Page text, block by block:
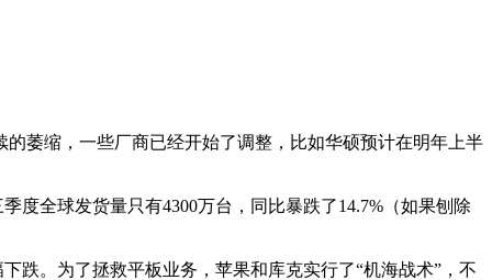
萎缩，一些厂商已经开始了调整，比如华硕预计在明年上半
全球发货量只有4300万台，同比暴跌了14.7%（如果刨除
跌。为了拯救平板业务，苹果和库克实行了“机海战术”，不